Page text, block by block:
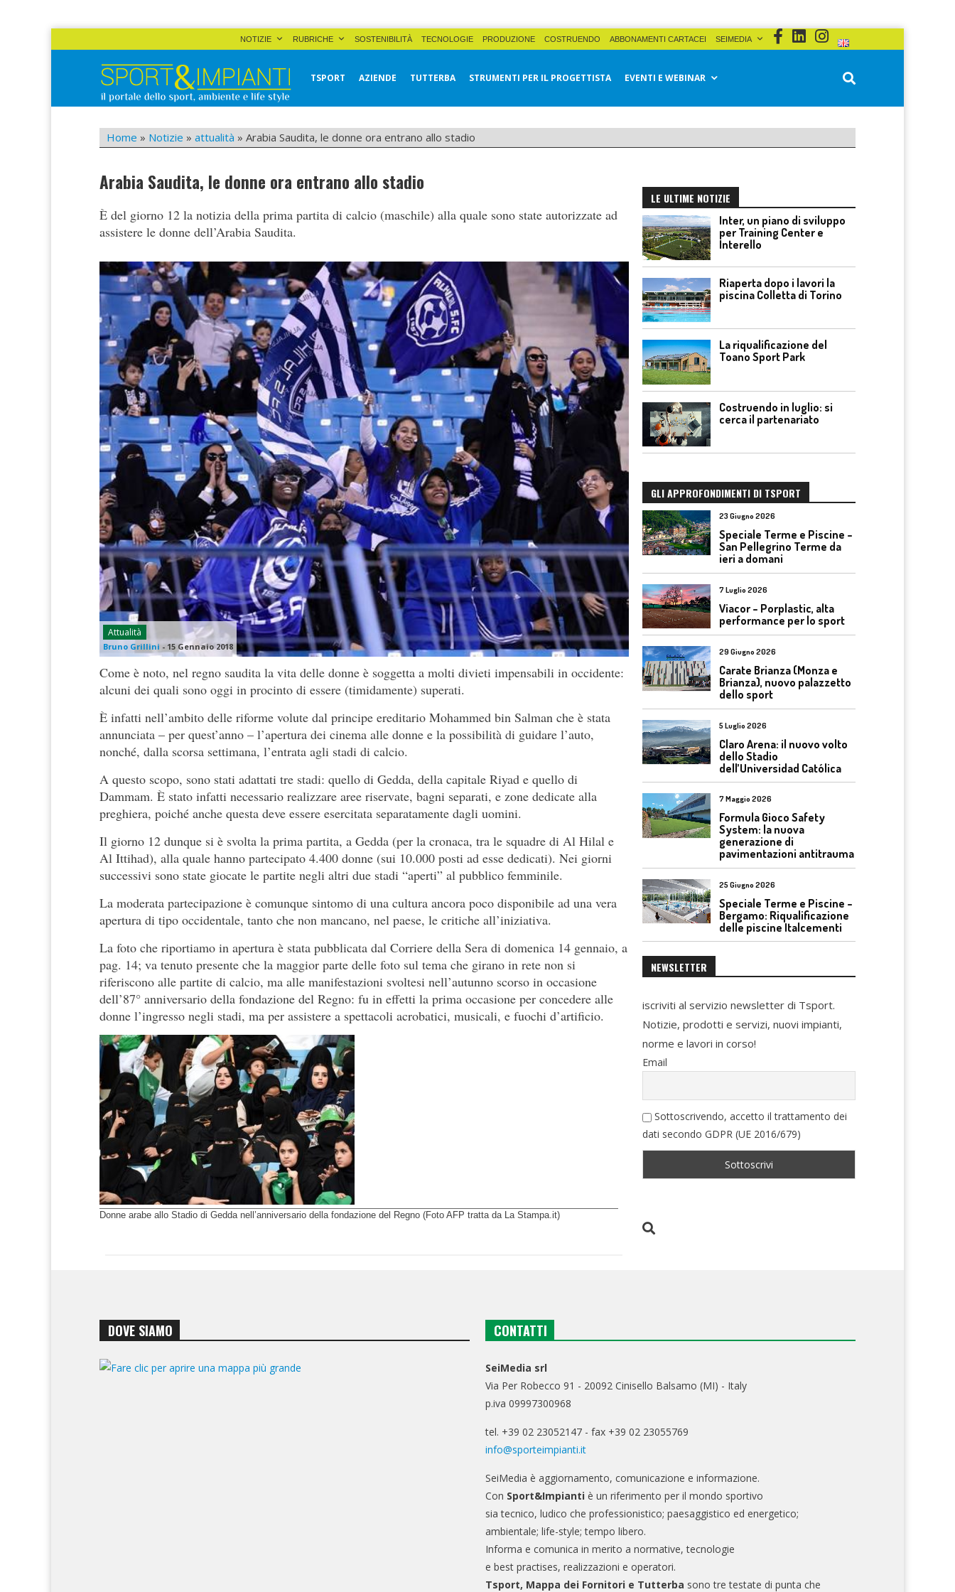
NOTIZIE RUBRICHE SOSTENIBILITÀ TECNOLOGIE PRODUZIONE COSTRUENDO ABBONAMENTI CARTACEI SEIMEDIA
Sport&Impianti
TSPORT AZIENDE TUTTERBA STRUMENTI PER IL PROGETTISTA EVENTI E WEBINAR
Home » Notizie » attualità » Arabia Saudita, le donne ora entrano allo stadio
Arabia Saudita, le donne ora entrano allo stadio
È del giorno 12 la notizia della prima partita di calcio (maschile) alla quale sono state autorizzate ad
assistere le donne dell’Arabia Saudita.
Attualità
Bruno Grillini -15 Gennaio 2018
Come è noto, nel regno saudita la vita delle donne è soggetta a molti divieti impensabili in occidente:
alcuni dei quali sono oggi in procinto di essere (timidamente) superati.
È infatti nell’ambito delle riforme volute dal principe ereditario Mohammed bin Salman che è stata
annunciata – per quest’anno – l’apertura dei cinema alle donne e la possibilità di guidare l’auto,
nonché, dalla scorsa settimana, l’entrata agli stadi di calcio.
A questo scopo, sono stati adattati tre stadi: quello di Gedda, della capitale Riyad e quello di
Dammam. È stato infatti necessario realizzare aree riservate, bagni separati, e zone dedicate alla
preghiera, poiché anche questa deve essere esercitata separatamente dagli uomini.
Il giorno 12 dunque si è svolta la prima partita, a Gedda (per la cronaca, tra le squadre di Al Hilal e
Al Ittihad), alla quale hanno partecipato 4.400 donne (sui 10.000 posti ad esse dedicati). Nei giorni
successivi sono state giocate le partite negli altri due stadi “aperti” al pubblico femminile.
La moderata partecipazione è comunque sintomo di una cultura ancora poco disponibile ad una vera
apertura di tipo occidentale, tanto che non mancano, nel paese, le critiche all’iniziativa.
La foto che riportiamo in apertura è stata pubblicata dal Corriere della Sera di domenica 14 gennaio, a
pag. 14; va tenuto presente che la maggior parte delle foto sul tema che girano in rete non si
riferiscono alle partite di calcio, ma alle manifestazioni svoltesi nell’autunno scorso in occasione
dell’87° anniversario della fondazione del Regno: fu in effetti la prima occasione per concedere alle
donne l’ingresso negli stadi, ma per assistere a spettacoli acrobatici, musicali, e fuochi d’artificio.
Donne arabe allo Stadio di Gedda nell’anniversario della fondazione del Regno (Foto AFP tratta da La Stampa.it)
LE ULTIME NOTIZIE
Inter, un piano di sviluppo
per Training Center e
Interello
Riaperta dopo i lavori la
piscina Colletta di Torino
La riqualificazione del
Toano Sport Park
Costruendo in luglio: si
cerca il partenariato
GLI APPROFONDIMENTI DI TSPORT
23 Giugno 2026
Speciale Terme e Piscine –
San Pellegrino Terme da
ieri a domani
7 Luglio 2026
Viacor – Porplastic, alta
performance per lo sport
29 Giugno 2026
Carate Brianza (Monza e
Brianza), nuovo palazzetto
dello sport
5 Luglio 2026
Claro Arena: il nuovo volto
dello Stadio
dell’Universidad Católica
7 Maggio 2026
Formula Gioco Safety
System: la nuova
generazione di
pavimentazioni antitrauma
25 Giugno 2026
Speciale Terme e Piscine –
Bergamo: Riqualificazione
delle piscine Italcementi
NEWSLETTER
iscriviti al servizio newsletter di Tsport.
Notizie, prodotti e servizi, nuovi impianti,
norme e lavori in corso!
Email
Sottoscrivendo, accetto il trattamento dei
dati secondo GDPR (UE 2016/679)
DOVE SIAMO CONTATTI
SeiMedia srl
Via Per Robecco 91 - 20092 Cinisello Balsamo (MI) - Italy
p.iva 09997300968
tel. +39 02 23052147 - fax +39 02 23055769
info@sporteimpianti.it
SeiMedia è aggiornamento, comunicazione e informazione.
Con Sport&Impianti è un riferimento per il mondo sportivo
sia tecnico, ludico che professionistico; paesaggistico ed energetico;
ambientale; life-style; tempo libero.
Informa e comunica in merito a normative, tecnologie
e best practises, realizzazioni e operatori.
Tsport, Mappa dei Fornitori e Tutterba sono tre testate di punta che